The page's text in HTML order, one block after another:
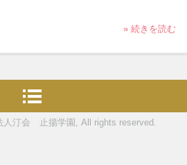
» 続きを読む
人汀会 止揚学園, All rights reserved.